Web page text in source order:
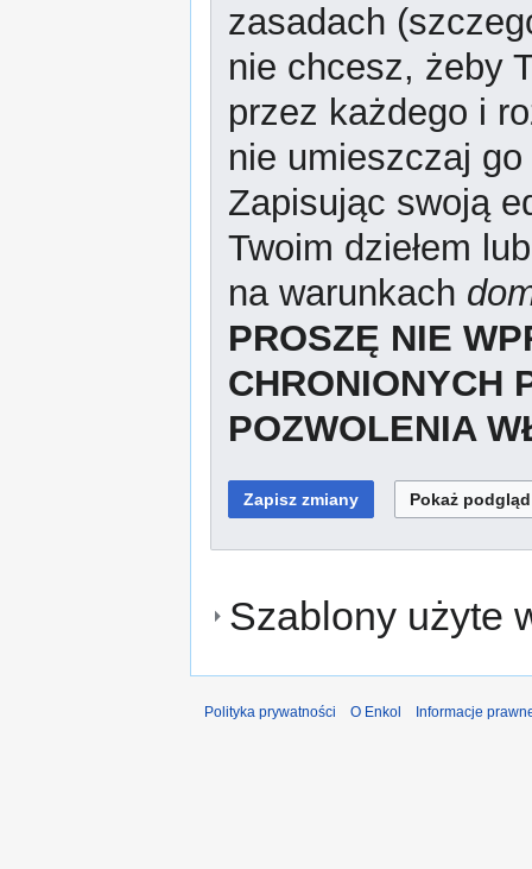
zasadach
nie chcesz, żeby
przez każdego i
nie umieszczaj
Zapisując swoją
Twoim dziełem
na warunkach
PROSZĘ NIE
CHRONIONYCH
POZWOLENIA
Szablony użyte
Polityka prywatności O Enkol Informacje